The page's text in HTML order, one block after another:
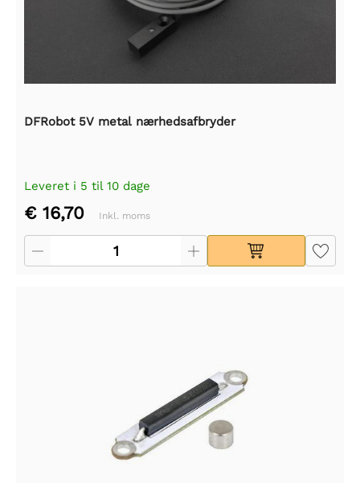
DFRobot 5V metal nærhedsafbryder
Leveret i 5 til 10 dage
€ 16,70 Inkl. moms